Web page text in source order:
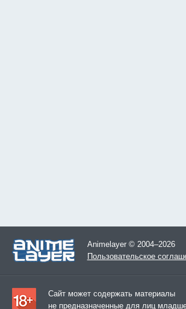
Animelayer © 2004–2026
Пользовательское
Сайт может содержать материалы
не предназначенные для лиц